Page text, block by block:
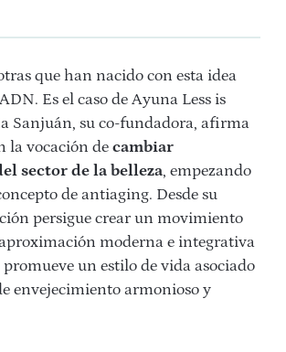
que han nacido con esta idea
Es el caso de Ayuna Less is
Sanjuán, su co-fundadora, afirma
la vocación decambiar
sector de la belleza, empezando
de antiaging. Desde su
persigue crear un movimiento
moderna e integrativa
promueve un estilo de vida asociado
envejecimiento armonioso y